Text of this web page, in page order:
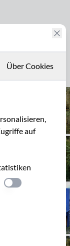
Über Cookies
auf
Einstellung